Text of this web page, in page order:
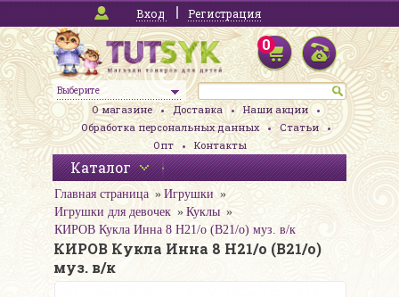
Вход Регистрация
Выберите
0
О магазине Доставка
Наши акции
Обработка персональных данных
Статьи
Опт
Контакты
Каталог
Главная страница
Игрушки
Игрушки для девочек
Куклы
КИРОВ Кукла Инна 8 Н21/о (В21/о) муз. в/к
КИРОВ Кукла Инна 8 Н21/о (В21/о)
муз. в/к